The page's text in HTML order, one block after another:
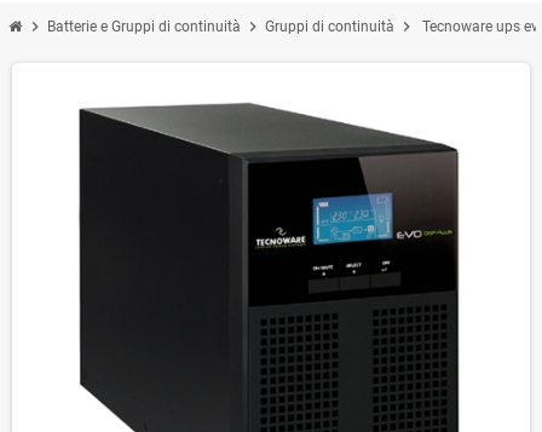
chevron_right Batterie e Gruppi di continuità chevron_right Gruppi di continuità chevron_right Tecnoware ups